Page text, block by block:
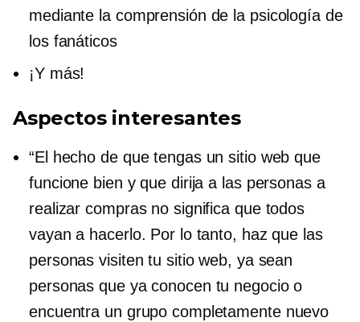
mediante la comprensión de la psicología de
los fanáticos
¡Y más!
Aspectos interesantes
“El hecho de que tengas un sitio web que
funcione bien y que dirija a las personas a
realizar compras no significa que todos
vayan a hacerlo. Por lo tanto, haz que las
personas visiten tu sitio web, ya sean
personas que ya conocen tu negocio o
encuentra un grupo completamente nuevo